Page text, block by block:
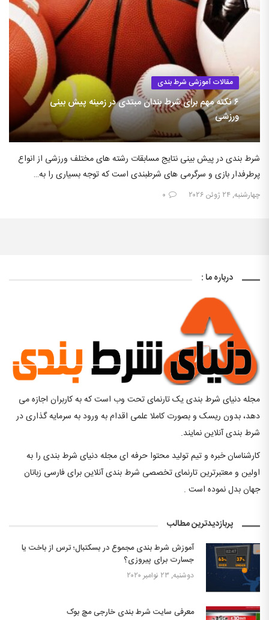
مقالات آموزشی شرط بندی
۶ نکته مهم برای شرط بندان مبتدی در زمینه پیش بینی
ورزشی
شرط بندی در پیش بینی نتایج مسابقات رشته های مختلف ورزشی از انواع
پرطرفدار بازی و سرگرمی های شرطبندی است که توجه بسیاری را به…
چهارشنبه, ۲۴ ژوئن ۲۰۲۶ ۰
درباره ما :
مجله دنیای شرط بندی یک تارنمای تحت وب است که به کاربران اجازه می
دهد، بدون ریسک و بصورت کاملا علمی اقدام به ورود به سرمایه گذاری در
شرط بندی آنلاین نمایند.
کارشناسان خبره و تیم تولید محتوا حرفه ای مجله دنیای شرط بندی را به
اولین و معتبرترین تارنمای تخصصی شرط بندی آنلاین برای فارسی زبانان
جهان بدل نموده است .
پربازدیدترین مطالب
آموزش شرط بندی مجموع در بسکتبال؛ ترس از باخت یا
جسارت برای پیروزی؟
دوشنبه, ۲۳ نوامبر ۲۰۲۰
معرفی سایت شرط بندی خارجی مچ بوک